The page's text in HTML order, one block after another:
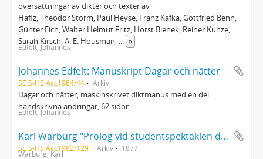
översättningar av dikter och texter av
Hafiz, Theodor Storm, Paul Heyse, Franz Kafka, Gottfried Benn,
Günter Eich, Walter Helmut Fritz, Horst Bienek, Reiner Kunze,
Sarah Kirsch, A. E. Housman, ... »
Edfelt, Johannes
Johannes Edfelt: Manuskript Dagar och nätter
SE S-HS Acc1984/44 Arkiv
Dagar och nätter, maskinskrivet diktmanus med en del
handskrivna ändringar, 62 sidor.
Edfelt, Johannes
Karl Warburg "Prolog vid studentspektaklen den 20 och 21 April 1877 å Upsala teater" (Kopia); Ragnar Jändel "Idyllens man" (odat., kopia)
SE S-HS Acc1982/129 Arkiv 1877
Warburg, Karl